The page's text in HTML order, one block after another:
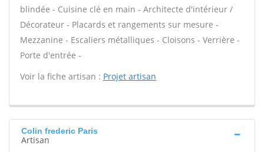
blindée - Cuisine clé en main - Architecte d'intérieur /
Décorateur - Placards et rangements sur mesure -
Mezzanine - Escaliers métalliques - Cloisons - Verrière -
Porte d'entrée -
Voir la fiche artisan : Projet artisan
Colin frederic Paris
Artisan